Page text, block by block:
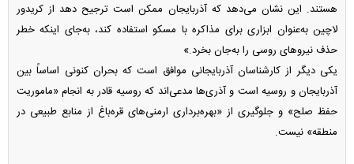
هستند. این نشان می‌دهد که آذربایجان ممکن است ترجیح دهد از کریدور
لاچین به‌عنوان ابزاری برای مذاکره با مسکو استفاده کند، به‌جای اینکه خطر
حذف نیرو‌های روسی را به‌جان بخرد.»
یکی دیگر از کارشناسان آذربایجانی موافق است که بحران کنونی اساساً بین
آذربایجان و روسیه است و آذری‌ها مدعی‌اند که روسیه قادر به انجام «ماموریت
حفظ صلح» و جلوگیری از «بهره‌برداری ارمنی‌های قره‌باغ از منابع طبیعی در
منطقه» نیست.